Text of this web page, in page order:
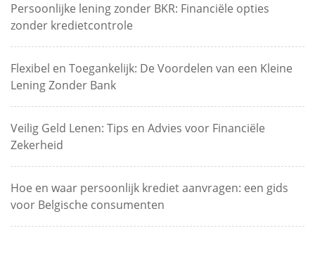
Persoonlijke lening zonder BKR: Financiële opties
zonder kredietcontrole
Flexibel en Toegankelijk: De Voordelen van een Kleine
Lening Zonder Bank
Veilig Geld Lenen: Tips en Advies voor Financiële
Zekerheid
Hoe en waar persoonlijk krediet aanvragen: een gids
voor Belgische consumenten